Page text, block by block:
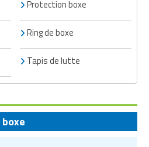
pour
deProtection boxe
Ring de boxe
Tapis de lutte